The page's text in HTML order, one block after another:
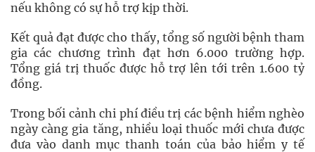
nếu không có sự hỗ trợ kịp thời.
Kết quả đạt được cho thấy, tổng số người bệnh tham
gia các chương trình đạt hơn 6.000 trường hợp.
Tổng giá trị thuốc được hỗ trợ lên tới trên 1.600 tỷ
đồng.
Trong bối cảnh chi phí điều trị các bệnh hiểm nghèo
ngày càng gia tăng, nhiều loại thuốc mới chưa được
đưa vào danh mục thanh toán của bảo hiểm y tế